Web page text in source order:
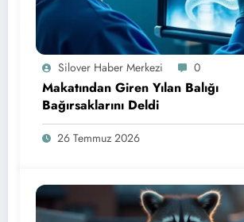
Silover Haber Merkezi 0
Makatından Giren Yılan Balığı
Bağırsaklarını Deldi
26 Temmuz 2026